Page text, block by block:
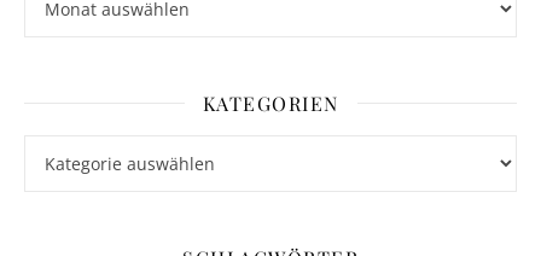
KATEGORIEN